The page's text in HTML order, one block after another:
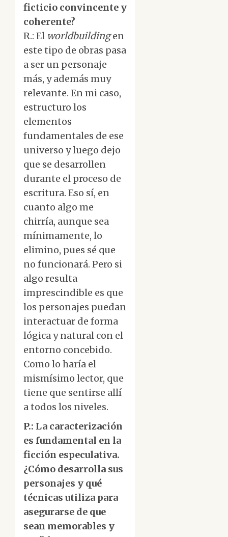
ficticio convincente y
coherente?
R.: El worldbuildingen
este tipo de obras pasa
a ser un personaje
más, y además muy
relevante. En mi caso,
estructuro los
elementos
fundamentales de ese
universo y luego dejo
que se desarrollen
durante el proceso de
escritura. Eso sí, en
cuanto algo me
chirría, aunque sea
mínimamente, lo
elimino, pues sé que
no funcionará. Pero si
algo resulta
imprescindible es que
los personajes puedan
interactuar de forma
lógica y natural con el
entorno concebido.
Como lo haría el
mismísimo lector, que
tiene que sentirse allí
a todos los niveles.
P.: La caracterización
es fundamental en la
ficción especulativa.
¿Cómo desarrolla sus
personajes y qué
técnicas utiliza para
asegurarse de que
sean memorables y